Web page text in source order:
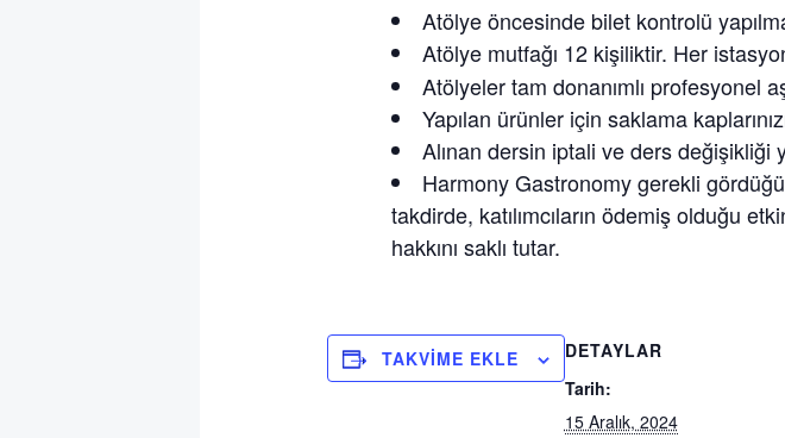
Atölye öncesinde bilet kontrolü
Atölye mutfağı 12 kişiliktir. Her
Atölyeler tam donanımlı profesyonel
Yapılan ürünler için saklama
Alınan dersin iptali ve ders değişikliği
Harmony Gastronomy gerekli gördüğü
takdirde, katılımcıların ödemiş olduğu
hakkını saklı tutar.
TAKVIME EKLE
DETAYLAR
Tarih:
15 Aralık, 2024